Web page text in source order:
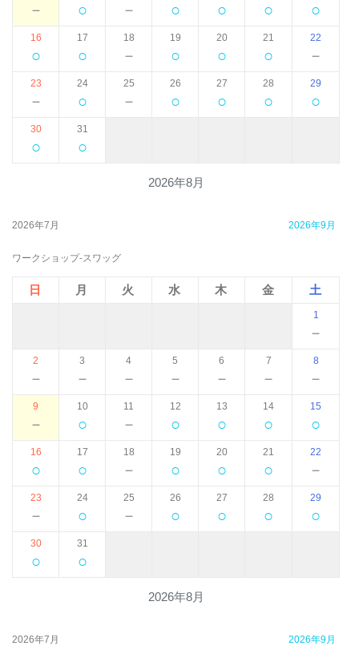
2026年8月
－ ○ － ○ ○ ○ ○
16
○
17
○
18
－
19
○
20
○
21
○
22
－
23
－
24
○
25
－
26
○
27
○
28
○
29
○
30
○
31
○
2026年7月 2026年9月
ワークショップ-スワッグ
2026年8月
日 月 火 水 木 金 土
1
－
2
－
3
－
4
－
5
－
6
－
7
－
8
－
9
－
10
○
11
－
12
○
13
○
14
○
15
○
16
○
17
○
18
－
19
○
20
○
21
○
22
－
23
－
24
○
25
－
26
○
27
○
28
○
29
○
30
○
31
○
2026年7月 2026年9月